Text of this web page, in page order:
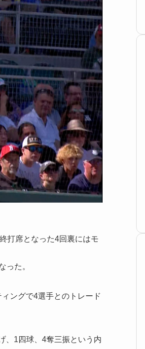
打席となった4回裏にはモ
った。
ングで4選手とのトレード
、1四球、4奪三振という内